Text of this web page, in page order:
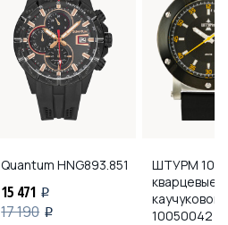
Quantum HNG893.851
15 471 i
17 190 i
ШТУРМ
кварцевые
10050042